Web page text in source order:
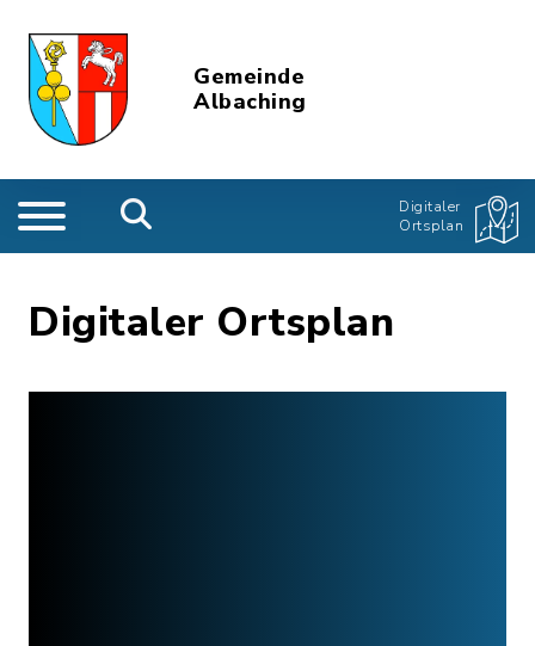
Gemeinde
Albaching
Digitaler
Ortsplan
Digitaler Ortsplan